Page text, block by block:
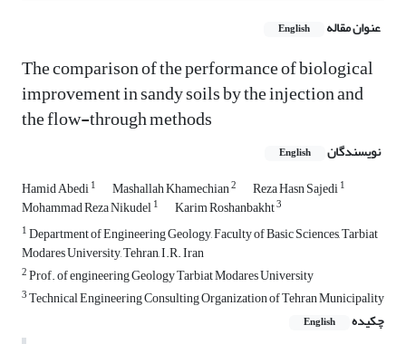
عنوان مقاله English
The comparison of the performance of biological
improvement in sandy soils by the injection and
the flow-through methods
نویسندگان English
Hamid Abedi1 Mashallah Khamechian2 Reza Hasn Sajedi1
Mohammad Reza Nikudel1 Karim Roshanbakht3
1Department of Engineering Geology, Faculty of Basic Sciences, Tarbiat
Modares University, Tehran, I.R. Iran
2Prof. of engineering Geology Tarbiat Modares University
3Technical Engineering Consulting Organization of Tehran Municipality
چکیده
English